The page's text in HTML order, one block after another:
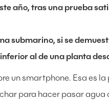
año, tras una prueba
submarino, si se
al de una planta
un smartphone. Esa es
para hacer pasar